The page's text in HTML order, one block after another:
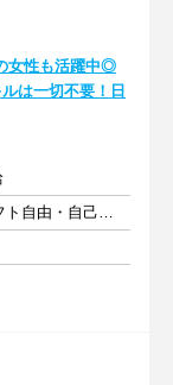
女性も活躍中◎
は一切不要！日
週2日以上 1日5時間以上 シフト自由・自己申告